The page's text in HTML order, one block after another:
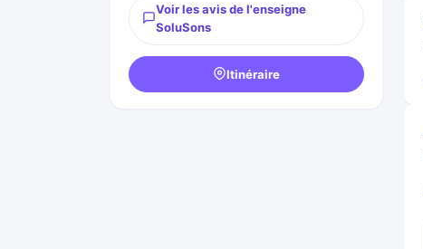
Voir les avis de l'enseigne
SoluSons
Itinéraire